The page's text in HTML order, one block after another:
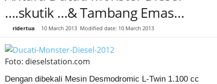
….skutik …& Tambang Emas…
ridertua 10 March 2013 Modified date: 10 March 2013
Foto: dieselstation.com
Dengan dibekali Mesin Desmodromic L-Twin 1.100 cc